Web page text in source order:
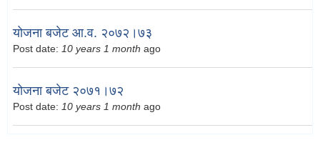
योजना बजेट आ.व. २०७२।७३
Post date: 10 years 1 month ago
योजना बजेट २०७१।७२
Post date: 10 years 1 month ago